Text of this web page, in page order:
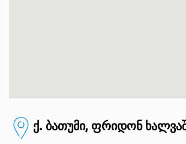
ქ. ბათუმი, ფრიდონ